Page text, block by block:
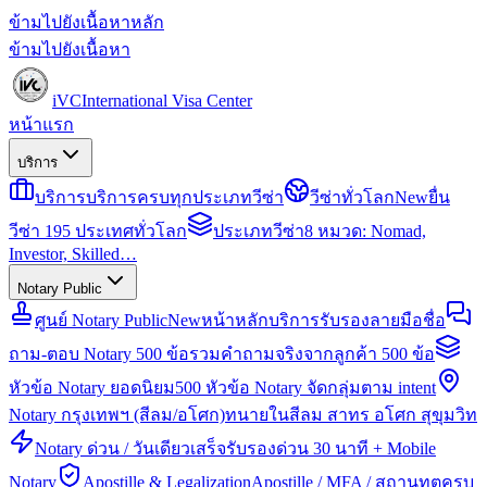
ข้ามไปยังเนื้อหาหลัก
ข้ามไปยังเนื้อหา
iVCInternational Visa Center
หน้าแรก
บริการ
บริการบริการครบทุกประเภทวีซ่า วีซ่าทั่วโลกNewยื่น
วีซ่า 195 ประเทศทั่วโลก
ประเภทวีซ่า8 หมวด: Nomad,
Investor, Skilled…
Notary Public
ศูนย์ Notary PublicNewหน้าหลักบริการรับรองลายมือชื่อ
ถาม-ตอบ Notary 500 ข้อรวมคำถามจริงจากลูกค้า 500 ข้อ
หัวข้อ Notary ยอดนิยม500 หัวข้อ Notary จัดกลุ่มตาม intent
Notary กรุงเทพฯ (สีลม/อโศก)ทนายในสีลม สาทร อโศก สุขุมวิท
Notary ด่วน / วันเดียวเสร็จรับรองด่วน 30 นาที + Mobile
Notary
Apostille & LegalizationApostille / MFA / สถานทูตครบ